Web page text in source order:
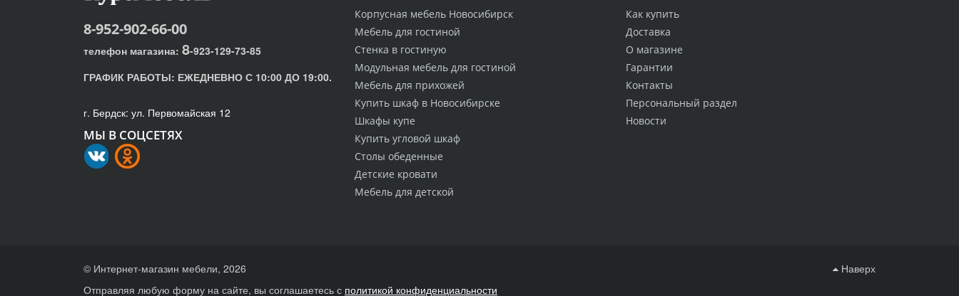
Как купить
Доставка
О магазине
Гарантии
Контакты
Персональный раздел
Новости
Корпусная мебель Новосибирск
Мебель для гостиной
Стенка в гостиную
Модульная мебель для гостиной
Мебель для прихожей
Купить шкаф в Новосибирске
Шкафы купе
Купить угловой шкаф
Столы обеденные
Детские кровати
Мебель для детской
8-952-902-66-00
телефон магазина: 8-923-129-73-85
ГРАФИК РАБОТЫ: ЕЖЕДНЕВНО С 10:00 ДО 19:00.
г. Бердск: ул. Первомайская 12
МЫ В СОЦСЕТЯХ
© Интернет-магазин мебели, 2026
Наверх
Отправляя любую форму на сайте, вы соглашаетесь с политикой конфиденциальности